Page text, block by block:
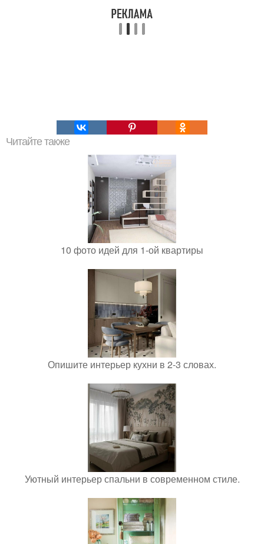
Читайте также
10 фото идей для 1-ой квартиры
Опишите интерьер кухни в 2-3 словах.
Уютный интерьер спальни в современном стиле.